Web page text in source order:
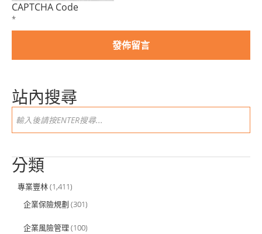
CAPTCHA Code
*
站內搜尋
分類
專業豐林(1,411)
企業保險規劃 (301)
企業風險管理 (100)